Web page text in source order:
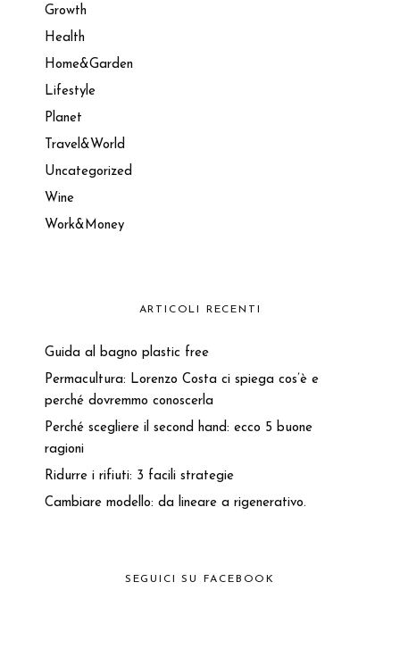
Growth
Health
Home&Garden
Lifestyle
Planet
Travel&World
Uncategorized
Wine
Work&Money
ARTICOLI RECENTI
Guida al bagno plastic free
Permacultura: Lorenzo Costa ci spiega cos’è e
perché dovremmo conoscerla
Perché scegliere il second hand: ecco 5 buone
ragioni
Ridurre i rifiuti: 3 facili strategie
Cambiare modello: da lineare a rigenerativo.
SEGUICI SU FACEBOOK